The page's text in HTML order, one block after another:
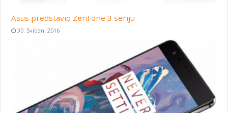
Asus predstavio ZenFone 3 seriju
30. Svibanj 2016